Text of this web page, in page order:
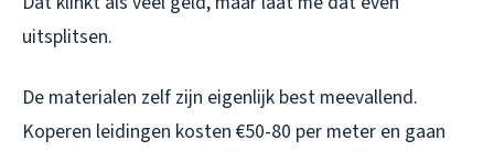
uitsplitsen.
De materialen zelf zijn eigenlijk best meevallend.
Koperen leidingen kosten €50-80 per meter en gaan